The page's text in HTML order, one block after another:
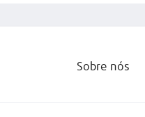
Sobre nós